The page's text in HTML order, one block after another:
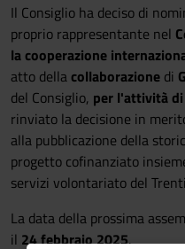
Il Consiglio ha deciso di
proprio rappresentante nel
la cooperazione
atto dellacollaborazione di
del Consiglio, per l'attività di
rinviato la decisione in
alla pubblicazione della
progetto cofinanziato
servizi volontariato del
La data della prossima
il 24 febbraio 2025.